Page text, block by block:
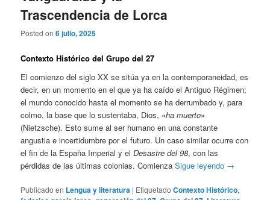
Trascendencia de Lorca
Posted on6 julio, 2025
Contexto Histórico del Grupo del 27
El comienzo del siglo XX se sitúa ya en la contemporaneidad, es
decir, en un momento en el que ya ha caído el Antiguo Régimen;
el mundo conocido hasta el momento se ha derrumbado y, para
colmo, la base que lo sustentaba, Dios, «ha muerto»
(Nietzsche). Esto sume al ser humano en una constante
angustia e incertidumbre por el futuro. Un caso similar ocurre con
el fin de la España Imperial y elDesastre del 98, con las
pérdidas de las últimas colonias. ComienzaSigue leyendo →
Publicado en Lengua y literatura | Etiquetado Contexto Histórico,